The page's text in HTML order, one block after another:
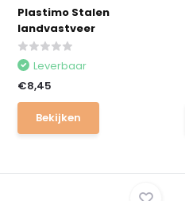
Plastimo Stalen
landvastveer
Leverbaar
€8,45
Bekijken